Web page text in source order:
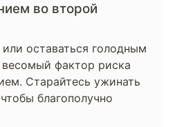
во второй
оставаться голодным
весомый фактор риска
Старайтесь ужинать
благополучно